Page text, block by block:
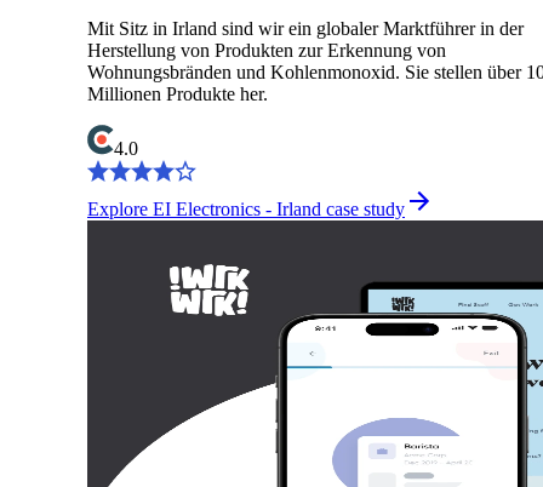
Mit Sitz in Irland sind wir ein globaler Marktführer in der
Herstellung von Produkten zur Erkennung von
Wohnungsbränden und Kohlenmonoxid. Sie stellen über
Millionen Produkte her.
4.0
Explore EI Electronics - Irland case study